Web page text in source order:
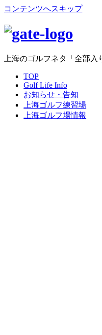
コンテンツへスキップ
上海のゴルフネタ「全部入
TOP
Golf Life Info
お知らせ・告知
上海ゴルフ練習場
上海ゴルフ場情報